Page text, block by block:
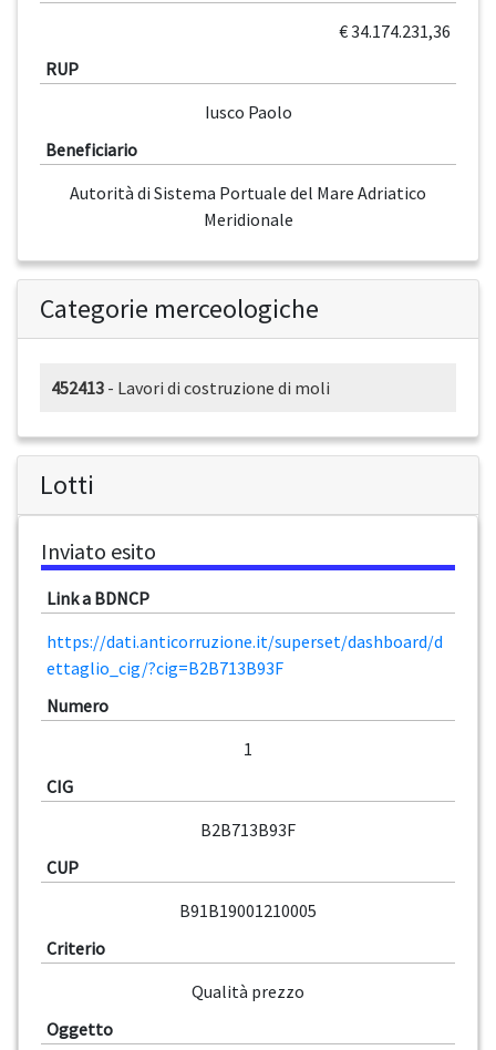
€ 34.174.231,36
RUP
Iusco Paolo
Beneficiario
Autorità di Sistema Portuale del Mare Adriatico
Meridionale
Categorie merceologiche
452413 - Lavori di costruzione di moli
Lotti
Inviato esito
Link a BDNCP
https://dati.anticorruzione.it/superset/dashboard/d
ettaglio_cig/?cig=B2B713B93F
Numero
1
CIG
B2B713B93F
CUP
B91B19001210005
Criterio
Qualità prezzo
Oggetto